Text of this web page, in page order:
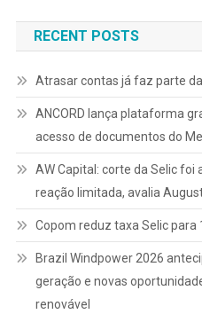
Post
RECENT POSTS
Atrasar contas já faz parte
ANCORD lança plataforma
acesso de documentos do
AW Capital: corte da Selic
reação limitada, avalia
Copom reduz taxa Selic para
Brazil Windpower 2026
geração e novas
renovável